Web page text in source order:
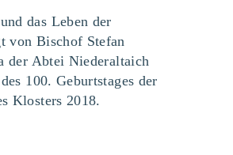
ANSEHEN
das Leben der
von Bischof Stefan
der Abtei Niederaltaich
100. Geburtstages der
Klosters 2018.